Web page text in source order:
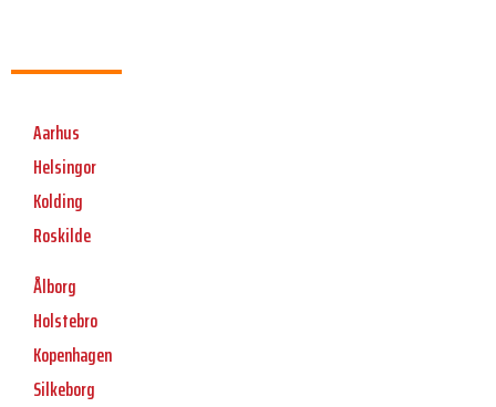
Aarhus
Helsingor
Kolding
Roskilde
Ålborg
Holstebro
Kopenhagen
Silkeborg